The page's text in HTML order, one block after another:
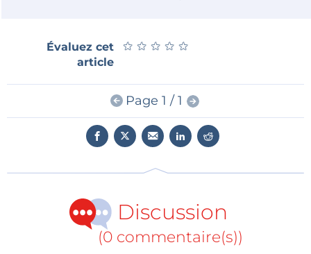
Évaluez cet
article
★ ★ ★ ★ ★
★ ★ ★ ★ ★
Page 1 / 1
Discussion
(0 commentaire(s))